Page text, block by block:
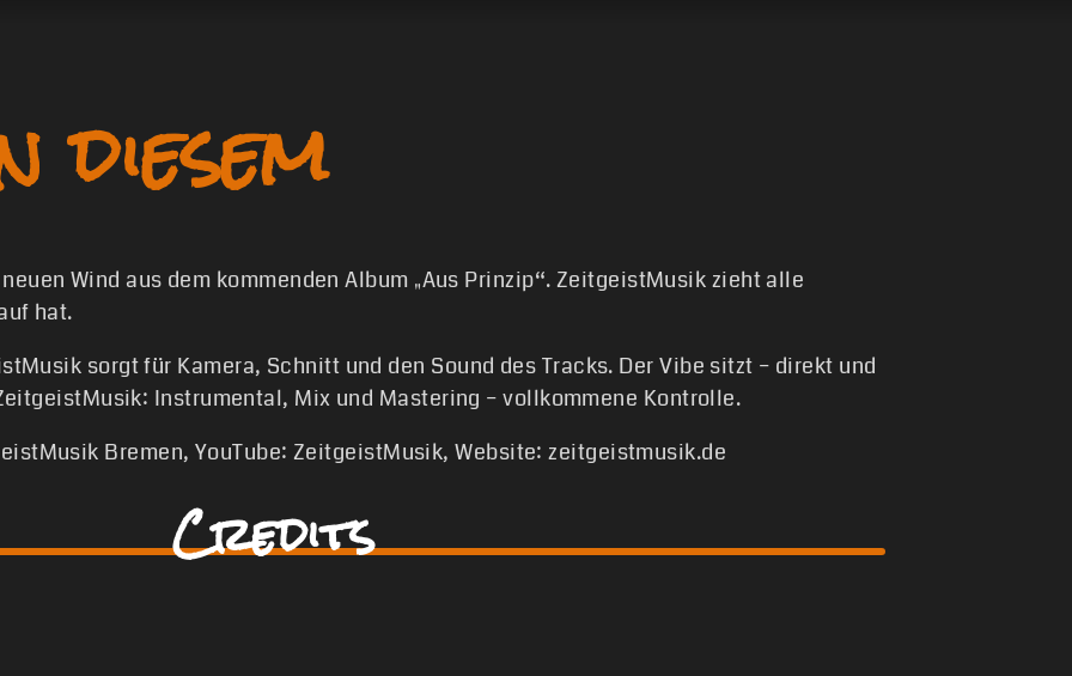
diesem
Wind aus dem kommenden Album „Aus Prinzip“. ZeitgeistMusik zieht alle
hat.
sorgt für Kamera, Schnitt und den Sound des Tracks. Der Vibe sitzt – direkt und
Instrumental, Mix und Mastering – vollkommene Kontrolle.
Bremen, YouTube: ZeitgeistMusik, Website: zeitgeistmusik.de
Credits